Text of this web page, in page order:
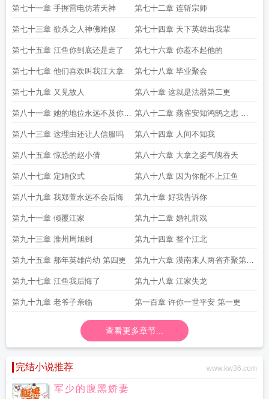
第七十一章 手握雷电仿若天神 第七十二章 连斩宗师
第七十三章 欲杀之人神佛难保 第七十四章 天下英雄出我辈
第七十五章 江鱼你到底还是走了 第七十六章 你惹不起他的
第七十七章 他们喜欢叫我江大拿 第七十八章 毕业聚会
第七十九章 又见故人 第八十章 这就是法器第二更
第八十一章 她的地位永远不及你十
分之一
第八十二章 燕雀安知鸿鹄之志 第
四更到
第八十三章 这理由还让人信服吗 第八十四章 人间不知我
第八十五章 惊恐的赵小倩 第八十六章 大拿之姿气魄吞天
第八十七章 定婚仪式 第八十八章 因为你配不上江鱼
第八十九章 我郑萱永远不会后悔 第九十章 好我告诉你
第九十一章 倾覆江家 第九十二章 婚礼前戏
第九十三章 淮州周旭到 第九十四章 整个江北
第九十五章 那年英雄尚幼 第四更 第九十六章 漠南来人两省齐聚第五
更
第九十七章 江鱼我后悔了 第九十八章 江家失龙
第九十九章 老爷子亲临 第一百章 许你一世平安 第一更
查看更多章节...
完结小说推荐 www.kw36.com
军少的腹黑娇妻